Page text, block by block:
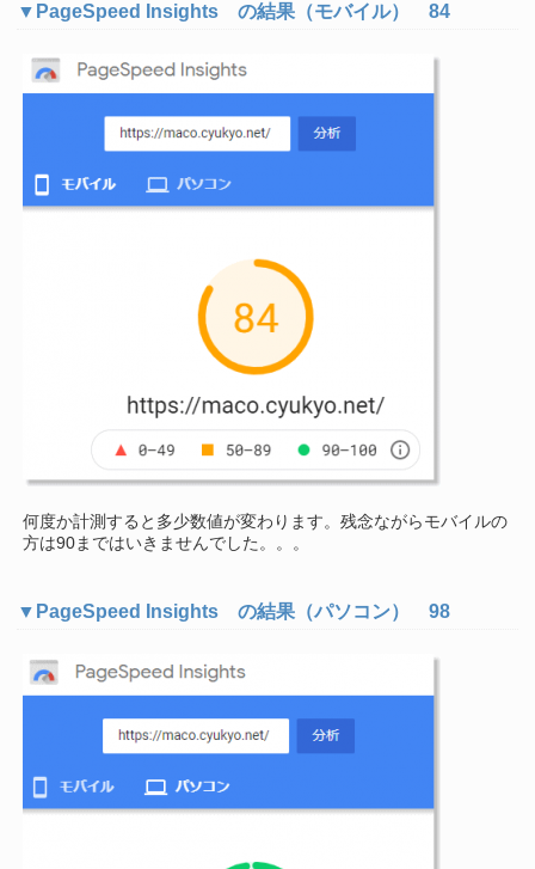
▼PageSpeed Insights の結果（モバイル） 84
何度か計測すると多少数値が変わります。残念ながらモバイルの
方は90まではいきませんでした。。。
▼PageSpeed Insights の結果（パソコン） 98